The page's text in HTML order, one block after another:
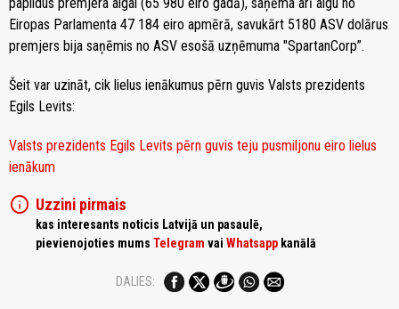
Eiropas Parlamenta 47 184 eiro apmērā, savukārt 5180 ASV dolārus
premjers bija saņēmis no ASV esošā uzņēmuma "SpartanCorp”.
Šeit var uzināt, cik lielus ienākumus pērn guvis Valsts prezidents
Egils Levits:
Valsts prezidents Egils Levits pērn guvis teju pusmiljonu eiro lielus
ienākum
info Uzzini pirmais
kas interesants noticis Latvijā un pasaulē,
pievienojoties mums Telegram vai Whatsapp kanālā
DALIES: